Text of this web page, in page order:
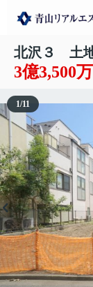
北沢３ 土
3億3,500
1/11